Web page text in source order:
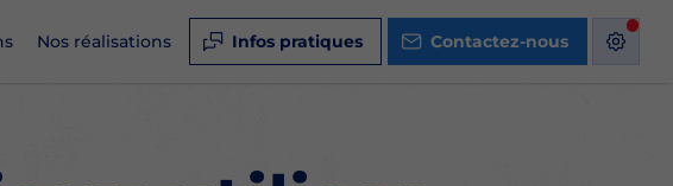
Nos réalisations Infos pratiques Contactez-nous